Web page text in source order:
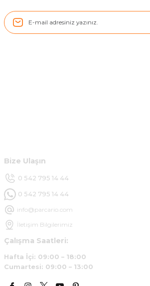
Bize Ulaşın
0 542 795 14 44
0 542 795 14 44
info@parcario.com
İletişim Bilgilerimiz
Çalışma Saatleri:
Hafta İçi: 09:00 – 18:00
Cumartesi: 09:00 – 13:00